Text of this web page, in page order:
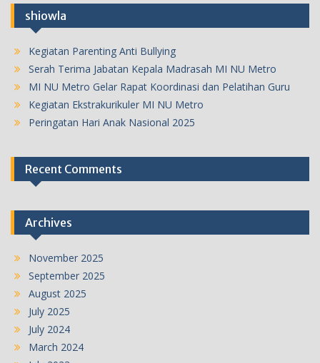
shiowla
Kegiatan Parenting Anti Bullying
Serah Terima Jabatan Kepala Madrasah MI NU Metro
MI NU Metro Gelar Rapat Koordinasi dan Pelatihan Guru
Kegiatan Ekstrakurikuler MI NU Metro
Peringatan Hari Anak Nasional 2025
Recent Comments
Archives
November 2025
September 2025
August 2025
July 2025
July 2024
March 2024